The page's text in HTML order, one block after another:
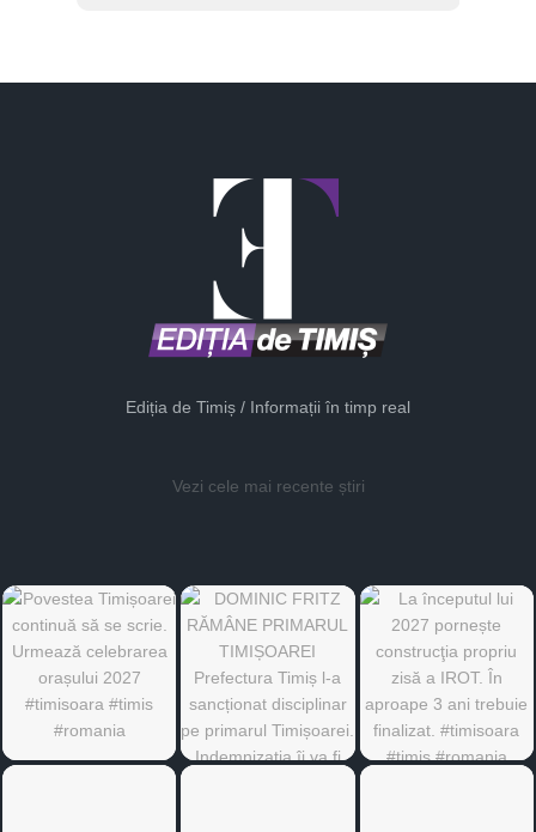
Ediția de Timiș / Informații în timp real
Vezi cele mai recente știri